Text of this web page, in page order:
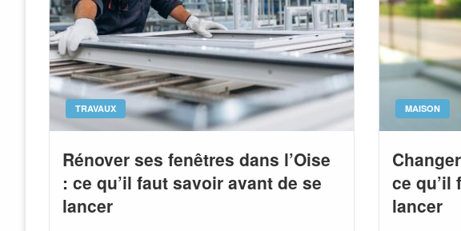
TRAVAUX
Rénover ses fenêtres dans l’Oise
: ce qu’il faut savoir avant de se
lancer
MAISON
ce qu’il
lancer